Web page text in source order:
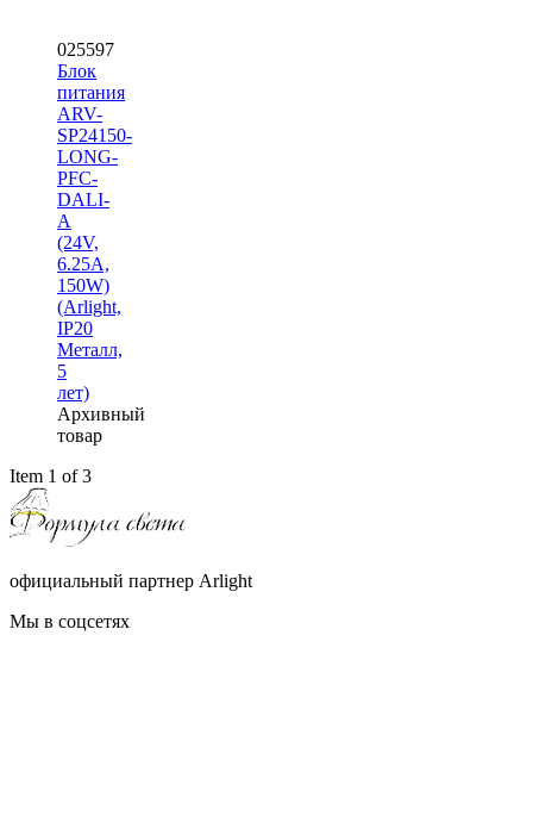
025597
Блок
питания
ARV-
SP24150-
LONG-
PFC-
DALI-
A
(24V,
6.25A,
150W)
(Arlight,
IP20
Металл,
5
лет)
Архивный
товар
Item 1 of 3
официальный партнер Arlight
Мы в соцсетях